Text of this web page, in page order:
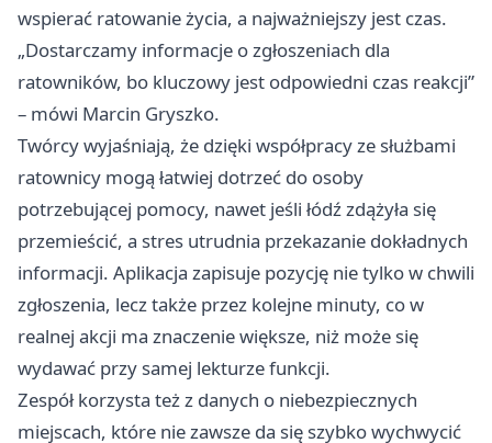
wspierać ratowanie życia, a najważniejszy jest czas.
„Dostarczamy informacje o zgłoszeniach dla
ratowników, bo kluczowy jest odpowiedni czas reakcji”
– mówi Marcin Gryszko.
Twórcy wyjaśniają, że dzięki współpracy ze służbami
ratownicy mogą łatwiej dotrzeć do osoby
potrzebującej pomocy, nawet jeśli łódź zdążyła się
przemieścić, a stres utrudnia przekazanie dokładnych
informacji. Aplikacja zapisuje pozycję nie tylko w chwili
zgłoszenia, lecz także przez kolejne minuty, co w
realnej akcji ma znaczenie większe, niż może się
wydawać przy samej lekturze funkcji.
Zespół korzysta też z danych o niebezpiecznych
miejscach, które nie zawsze da się szybko wychwycić